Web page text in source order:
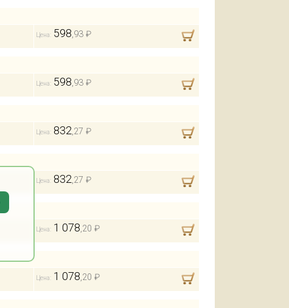
Цена: 598,93 ₽
Цена: 598,93 ₽
Цена: 832,27 ₽
Цена: 832,27 ₽
Цена: 1 078,20 ₽
Цена: 1 078,20 ₽